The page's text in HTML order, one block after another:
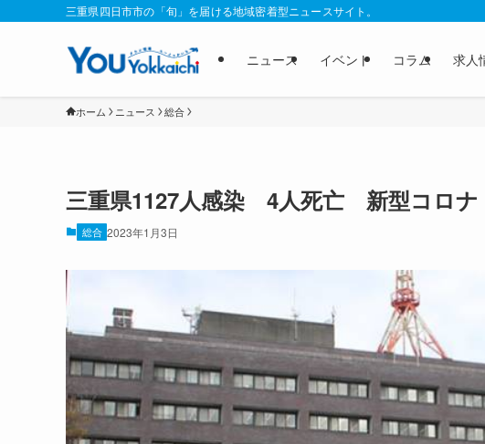
三重県四日市市の「旬」を届ける地域密着型ニュースサイト。
ニュース イベント コラム 求人
ホーム ニュース 総合
三重県1127人感染 4人死亡 新型コロナ
総合 2023年1月3日